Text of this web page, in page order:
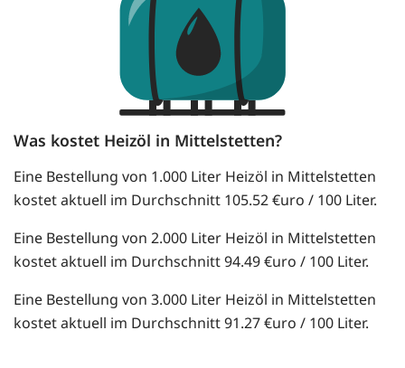
Was kostet Heizöl in Mittelstetten?
Eine Bestellung von 1.000 Liter Heizöl in Mittelstetten
kostet aktuell im Durchschnitt 105.52 €uro / 100 Liter.
Eine Bestellung von 2.000 Liter Heizöl in Mittelstetten
kostet aktuell im Durchschnitt 94.49 €uro / 100 Liter.
Eine Bestellung von 3.000 Liter Heizöl in Mittelstetten
kostet aktuell im Durchschnitt 91.27 €uro / 100 Liter.